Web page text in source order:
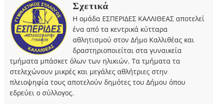
Σχετικά
Η ομάδα ΕΣΠΕΡΙΔΕΣ ΚΑΛΛΙΘΕΑΣ αποτελεί
ένα από τα κεντρικά κύτταρα
αθλητισμού στον Δήμο Καλλιθέας και
δραστηριοποιείται στα γυναικεία
τμήματα μπάσκετ όλων των ηλικιών. Τα τμήματα τα
στελεχώνουν μικρές και μεγάλες αθλήτριες στην
πλειοψηφία τους αποτελούν δημότες του Δήμου όπου
εδρεύει ο σύλλογος.